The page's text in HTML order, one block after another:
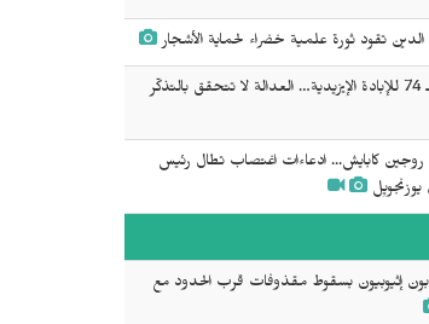
تقود ثورة علمية خضراء لحماية الأشجار
كابايش... ادعاءات اغتصاب تطال رئيس
إثيوبيون بسقوط مقذوفات قرب الحدود مع